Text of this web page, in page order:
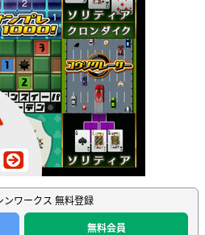
ンワークス 無料登録
無料会員